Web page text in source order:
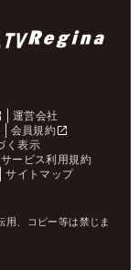
運営会社
会員規約
く表示
ービス利用規約
サイトマップ
用、コピー等は禁じま